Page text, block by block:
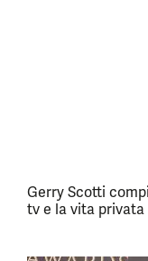
Gerry Scotti
tv e la vita privata